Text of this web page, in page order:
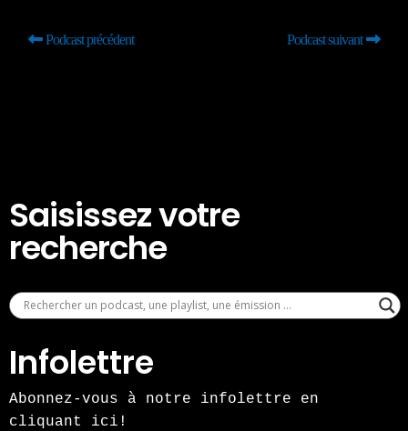
Podcast précédent Podcast suivant
Saisissez votre
recherche
Infolettre
Abonnez-vous à notre infolettre en
cliquant ici!